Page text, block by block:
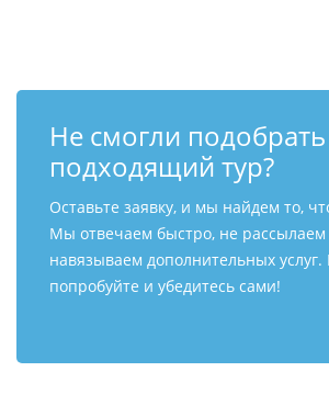
Не смогли подобрать
подходящий тур?
Оставьте заявку, и мы найдем то,
Мы отвечаем быстро, не
навязываем дополнительных услуг.
попробуйте и убедитесь сами!